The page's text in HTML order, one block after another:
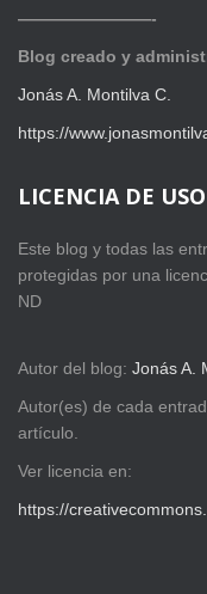
————————-
Blog creado y
Jonás A. Montilva C.
https://
LICENCIA DE USO
Este blog y todas las
protegidas por una
ND
Autor del blog: Jonás A.
Autor(es) de cada
artículo.
Ver licencia en:
https://